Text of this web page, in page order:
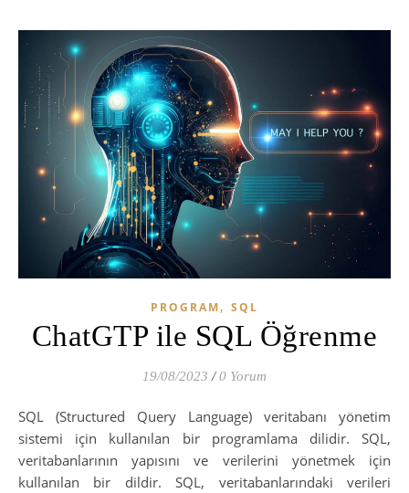
PROGRAM, SQL
ChatGTP ile SQL Öğrenme
19/08/2023 / 0 Yorum
SQL (Structured Query Language) veritabanı yönetim
sistemi için kullanılan bir programlama dilidir. SQL,
veritabanlarının yapısını ve verilerini yönetmek için
kullanılan bir dildir. SQL, veritabanlarındaki verileri